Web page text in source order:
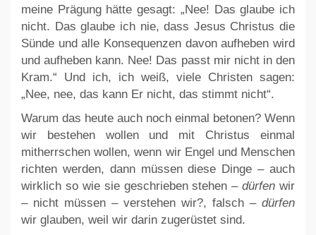
meine Prägung hätte gesagt: „Nee! Das glaube ich
nicht. Das glaube ich nie, dass Jesus Christus die
Sünde und alle Konsequenzen davon aufheben wird
und aufheben kann. Nee! Das passt mir nicht in den
Kram.“ Und ich, ich weiß, viele Christen sagen:
„Nee, nee, das kann Er nicht, das stimmt nicht“.
Warum das heute auch noch einmal betonen? Wenn
wir bestehen wollen und mit Christus einmal
mitherrschen wollen, wenn wir Engel und Menschen
richten werden, dann müssen diese Dinge – auch
wirklich so wie sie geschrieben stehen –dürfen wir
– nicht müssen – verstehen wir?, falsch – dürfen
wir glauben, weil wir darin zugerüstet sind.